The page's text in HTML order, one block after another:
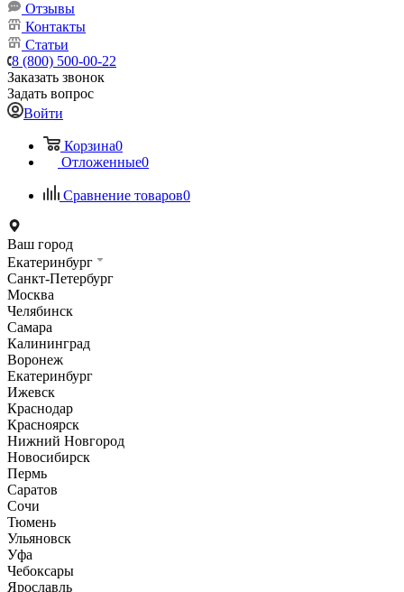
Отзывы
Контакты
Статьи
8 (800) 500-00-22
Заказать звонок
Задать вопрос
Войти
Корзина0
Отложенные0
Сравнение товаров0
Ваш город
Екатеринбург
Санкт-Петербург
Москва
Челябинск
Самара
Калининград
Воронеж
Екатеринбург
Ижевск
Краснодар
Красноярск
Нижний Новгород
Новосибирск
Пермь
Саратов
Сочи
Тюмень
Ульяновск
Уфа
Чебоксары
Ярославль